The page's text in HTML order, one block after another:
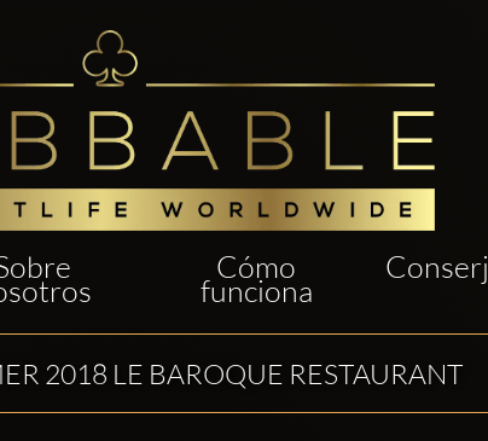
Cómo
funciona
2018 LE BAROQUE RESTAURANT